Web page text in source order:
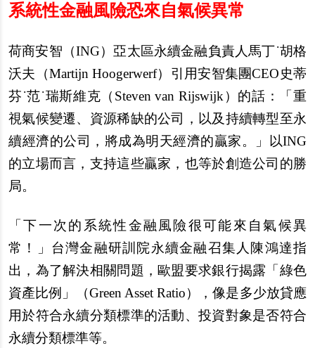
系統性金融風險恐來自氣候異常
荷商安智（ING）亞太區永續金融負責人馬丁˙胡格
沃夫（Martijn Hoogerwerf）引用安智集團CEO史蒂
芬˙范˙瑞斯維克（Steven van Rijswijk）的話：「重
視氣候變遷、資源稀缺的公司，以及持續轉型至永
續經濟的公司，將成為明天經濟的贏家。」以ING
的立場而言，支持這些贏家，也等於創造公司的勝
局。
「下一次的系統性金融風險很可能來自氣候異
常！」台灣金融研訓院永續金融召集人陳鴻達指
出，為了解決相關問題，歐盟要求銀行揭露「綠色
資產比例」（Green Asset Ratio），像是多少放貸應
用於符合永續分類標準的活動、投資對象是否符合
永續分類標準等。